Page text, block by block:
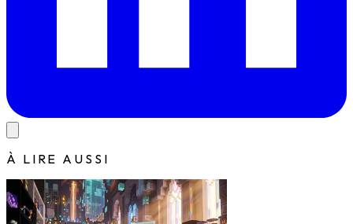
À LIRE AUSSI